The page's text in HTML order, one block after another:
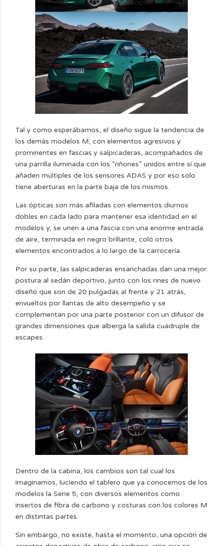
Tal y como esperábamos, el diseño sigue la tendencia de
los demás modelos M, con elementos agresivos y
prominentes en fascias y salpicaderas, acompañados de
una parrilla iluminada con los “riñones” unidos entre sí que
añaden múltiples de los sensores ADAS y por eso solo
tiene aberturas en la parte baja de los mismos.
Las ópticas son más afiladas con elementos diurnos
dobles en cada lado para mantener esa identidad en el
modelos y, se unen a una fascia con una enorme entrada
de aire, terminada en negro brillante, coló otros
elementos encontrados a lo largo de la carrocería.
Por su parte, las salpicaderas ensanchadas dan una mejor
postura al sedán deportivo, junto con los rines de nuevo
diseño que son de 20 pulgadas al frente y 21 atrás,
envueltos por llantas de alto desempeño y se
complementan por una parte posterior con un difusor de
grandes dimensiones que alberga la salida cuádruple de
escapes.
Dentro de la cabina, los cambios son tal cual los
imaginamos, luciendo el tablero que ya conocemos de los
modelos la Serie 5, con diversos elementos como
insertos de fibra de carbono y costuras con los colores M
en distintas partes.
Sin embargo, no existe, hasta el momento, una opción de